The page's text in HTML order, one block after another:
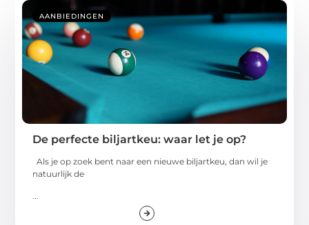
AANBIEDINGEN
De perfecte biljartkeu: waar let je op?
Als je op zoek bent naar een nieuwe biljartkeu, dan wil je
natuurlijk de
...